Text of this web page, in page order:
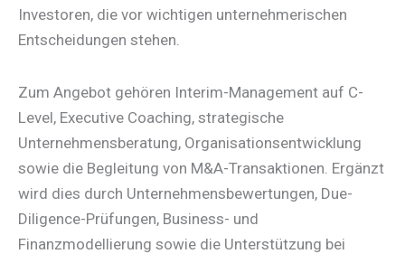
Investoren, die vor wichtigen unternehmerischen
Entscheidungen stehen.
Zum Angebot gehören Interim-Management auf C-
Level, Executive Coaching, strategische
Unternehmensberatung, Organisationsentwicklung
sowie die Begleitung von M&A-Transaktionen. Ergänzt
wird dies durch Unternehmensbewertungen, Due-
Diligence-Prüfungen, Business- und
Finanzmodellierung sowie die Unterstützung bei